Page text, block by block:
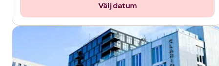
Välj datum